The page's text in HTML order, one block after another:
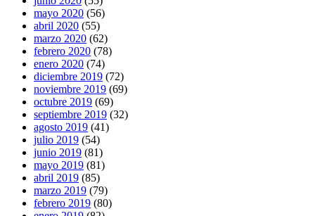
mayo 2020 (56)
abril 2020 (55)
marzo 2020 (62)
febrero 2020 (78)
enero 2020 (74)
diciembre 2019 (72)
noviembre 2019 (69)
octubre 2019 (69)
septiembre 2019 (32)
agosto 2019 (41)
julio 2019 (54)
junio 2019 (81)
mayo 2019 (81)
abril 2019 (85)
marzo 2019 (79)
febrero 2019 (80)